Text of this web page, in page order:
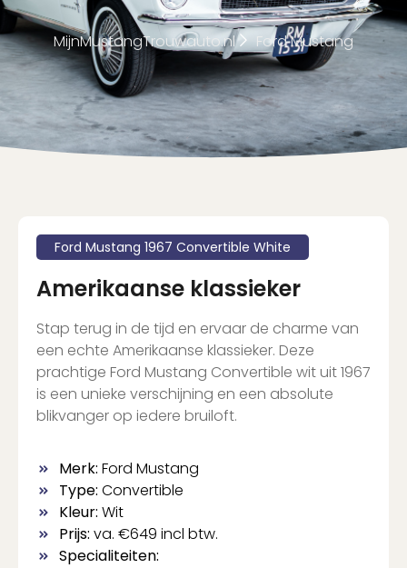
MijnMustangTrouwauto.nl Ford Mustang
Ford Mustang 1967 Convertible White
Amerikaanse klassieker
Stap terug in de tijd en ervaar de charme van
een echte Amerikaanse klassieker. Deze
prachtige Ford Mustang Convertible wit uit 1967
is een unieke verschijning en een absolute
blikvanger op iedere bruiloft.
Merk: Ford Mustang
Type: Convertible
Kleur: Wit
Prijs: va. €649 incl btw.
Specialiteiten: